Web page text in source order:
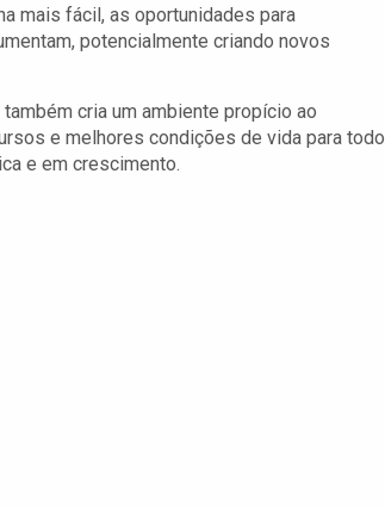
mais fácil, as oportunidades para
potencialmente criando novos
cria um ambiente propício ao
e melhores condições de vida para
e em crescimento.